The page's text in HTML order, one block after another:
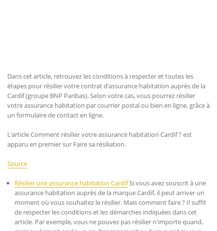
Dans cet article, retrouvez les conditions à respecter et toutes les
étapes pour résilier votre contrat d’assurance habitation auprès de la
Cardif (groupe BNP Paribas). Selon votre cas, vous pourrez résilier
votre assurance habitation par courrier postal ou bien en ligne, grâce à
un formulaire de contact en ligne.
L’article Comment résilier votre assurance habitation Cardif ? est
apparu en premier sur Faire sa résiliation.
Source
Résilier une assurance habitation CardifSi vous avez souscrit à une
assurance habitation auprès de la marque Cardif, il peut arriver un
moment où vous souhaitez le résilier. Mais comment faire ? Il suffit
de respecter les conditions et les démarches indiquées dans cet
article. Par exemple, vous ne pouvez pas résilier n'importe quand,